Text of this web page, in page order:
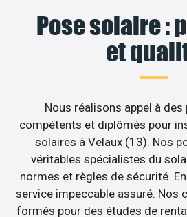
Pose solaire :
et
Nous réalisons appel à
compétents et diplômés pour
solaires à Velaux (13). Nos
véritables spécialistes du
normes et règles de sécurité.
service impeccable assuré. Nos
formés pour des études de